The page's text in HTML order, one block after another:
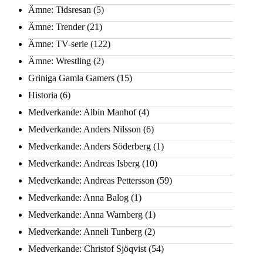
Ämne: Tidsresan (5)
Ämne: Trender(21)
Ämne: TV-serie (122)
Ämne: Wrestling (2)
Griniga Gamla Gamers (15)
Historia (6)
Medverkande: Albin Manhof(4)
Medverkande: Anders Nilsson (6)
Medverkande: Anders Söderberg (1)
Medverkande: Andreas Isberg (10)
Medverkande: Andreas Pettersson (59)
Medverkande: Anna Balog (1)
Medverkande: Anna Warnberg (1)
Medverkande: Anneli Tunberg (2)
Medverkande: Christof Sjöqvist (54)